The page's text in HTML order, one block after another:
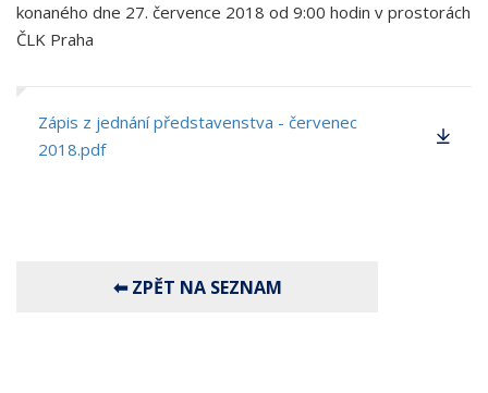
konaného dne 27. července 2018 od 9:00 hodin v prostorách
ČLK Praha
Zápis z jednání představenstva - červenec
2018.pdf